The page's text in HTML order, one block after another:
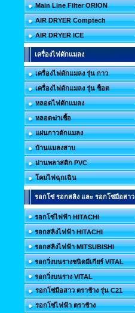
Main Line Filter ORION
AIR DRYER Comptech
AIR DRYER ICE
เครื่องไฟดักแมลง
เครื่องไฟดักแมลง รุ่น กาว
เครื่องไฟดักแมลง รุ่น ช็อต
หลอดไฟดักแมลง
หลอดฆ่าเชื้อ
แผ่นกาวดักแมลง
บ้านแมลงสาบ
ม่านพลาสติก PVC
โคมไฟฉุกเฉิน
รอกโซ่ รอกสลิง และ รอกโซ่มือสาว
รอกโซ่ไฟฟ้า HITACHI
รอกสลิงไฟฟ้า HITACHI
รอกสลิงไฟฟ้า MITSUBISHI
รอกวิ่งบนรางชนิดมีเกียร์ VITAL
รอกวิ่งบนราง VITAL
รอกโซ่มือสาว ตราช้าง รุ่น C21
รอกโซ่ไฟฟ้า ตราช้าง